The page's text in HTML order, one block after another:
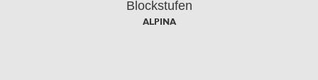
Blockstufen
ALPINA